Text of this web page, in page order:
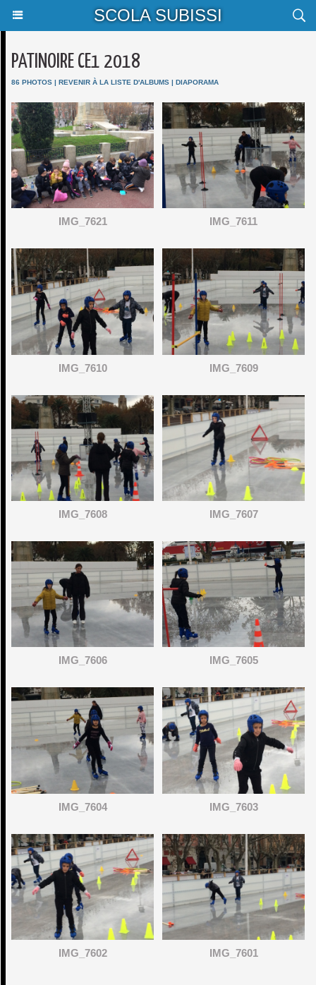
SCOLA SUBISSI
PATINOIRE CE1 2018
86 PHOTOS | REVENIR À LA LISTE D'ALBUMS | DIAPORAMA
IMG_7621 IMG_7611
IMG_7610 IMG_7609
IMG_7608 IMG_7607
IMG_7606 IMG_7605
IMG_7604 IMG_7603
IMG_7602 IMG_7601